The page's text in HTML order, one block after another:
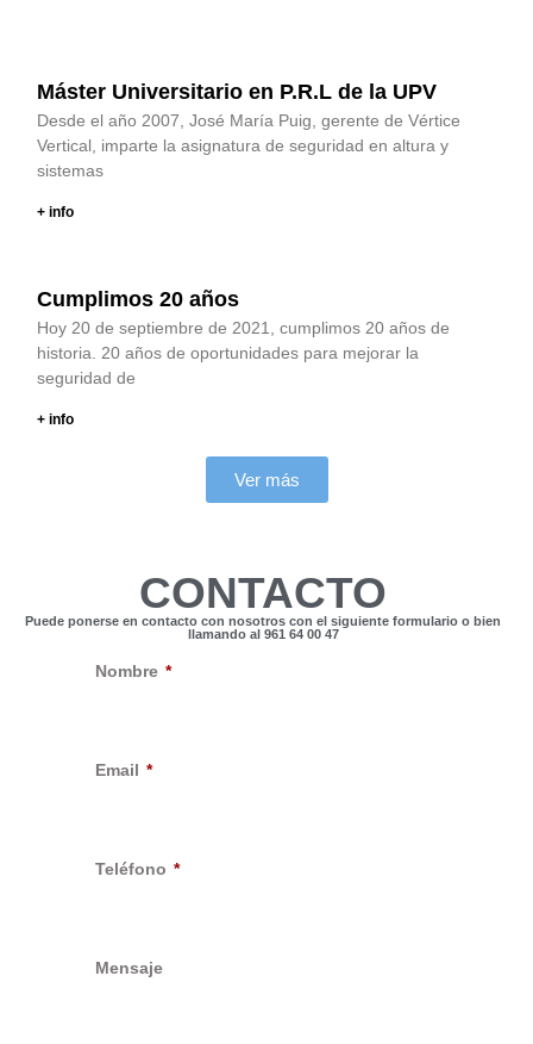
Máster Universitario en P.R.L de la UPV
Desde el año 2007, José María Puig, gerente de Vértice
Vertical, imparte la asignatura de seguridad en altura y
sistemas
+ info
Cumplimos 20 años
Hoy 20 de septiembre de 2021, cumplimos 20 años de
historia. 20 años de oportunidades para mejorar la
seguridad de
+ info
Ver más
CONTACTO
Puede ponerse en contacto con nosotros con el siguiente formulario o bien
llamando al 961 64 00 47
Nombre
Email
Teléfono
Mensaje